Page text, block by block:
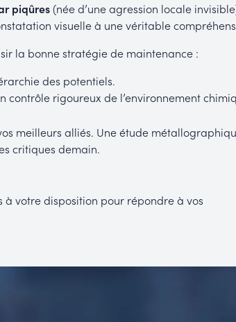
piqûres(née d’une agression locale
visuelle à une véritable
la bonne stratégie de maintenance :
des potentiels.
contrôle rigoureux de l’environnement
meilleurs alliés. Une étude
critiques demain.
à votre disposition pour répondre à vos